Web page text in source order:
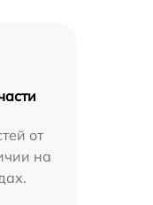
от
на